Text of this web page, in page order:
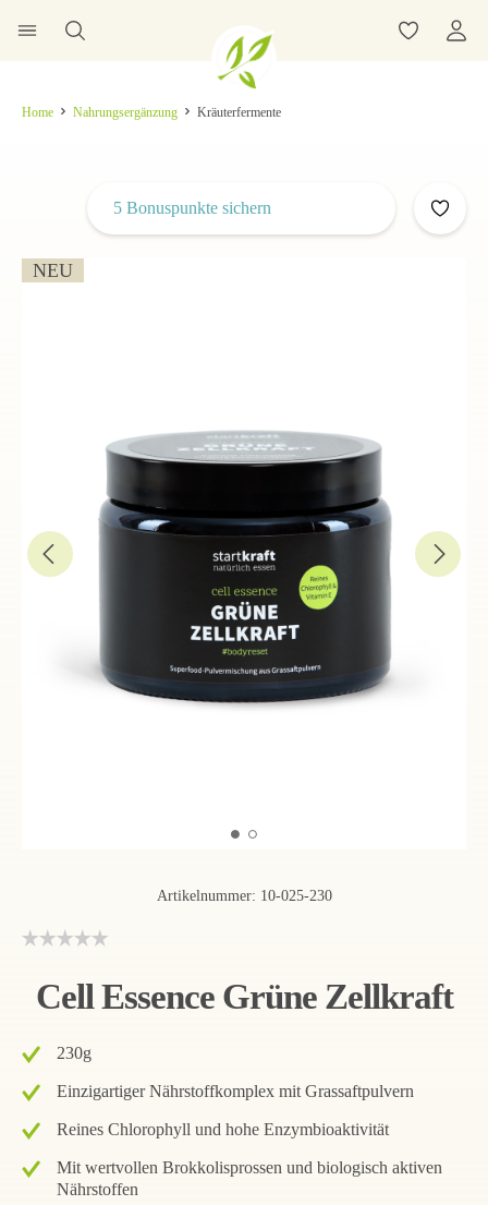
Home Nahrungsergänzung Kräuterfermente
NEU
Artikelnummer: 10-025-230
5 Bonuspunkte sichern
Cell Essence Grüne Zellkraft
230g
Einzigartiger Nährstoffkomplex mit Grassaftpulvern
Reines Chlorophyll und hohe Enzymbioaktivität
Mit wertvollen Brokkolisprossen und biologisch aktiven
Nährstoffen